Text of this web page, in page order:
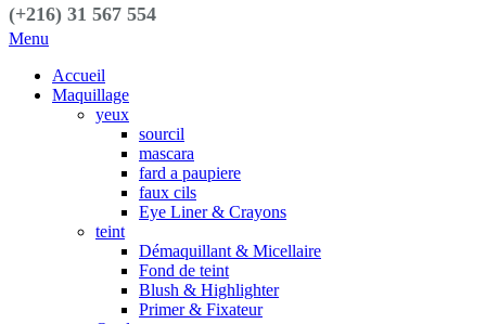
(+216) 31 567 554
Menu
Accueil
Maquillage
yeux
sourcil
mascara
fard a paupiere
faux cils
Eye Liner & Crayons
teint
Démaquillant & Micellaire
Fond de teint
Blush & Highlighter
Primer & Fixateur